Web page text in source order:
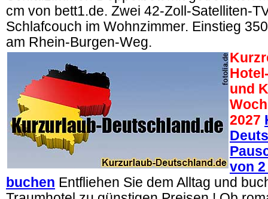
cm von bett1.de. Zwei 42-Zoll-Satelliten-
Schlafcouch im Wohnzimmer. Einstieg
am Rhein-Burgen-Weg.
und
2027
von 2
buchen Entfliehen Sie dem Alltag und